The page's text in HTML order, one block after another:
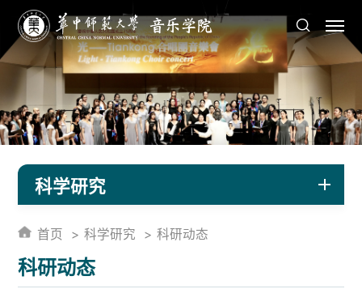
科学研究
科研动态
首页 科学研究 科研动态